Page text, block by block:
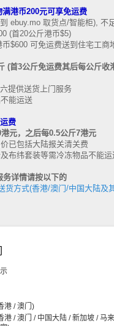
满港币200元可享免运费
ebuy.mo 取货点/智能柜), 不
(首20公斤港币$5)
$600 可免运费送到住宅工商
(首3公斤免运费其后每公斤收
提供送货上门服务
能运送
运费
元，之后每0.5公斤7港元
已包括大陆报关清关费
布纬套装等需冷冻物品不能运
务详情请按以下的
货方式(香港/澳门/中国大陆及
港 / 澳门)
港 / 澳门 / 中国大陆 / 新加坡 / 马